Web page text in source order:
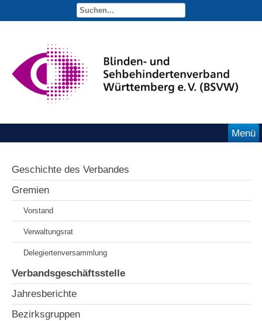
Menü
Geschichte des Verbandes
Gremien
Vorstand
Verwaltungsrat
Delegiertenversammlung
Verbandsgeschäftsstelle
Jahresberichte
Bezirksgruppen